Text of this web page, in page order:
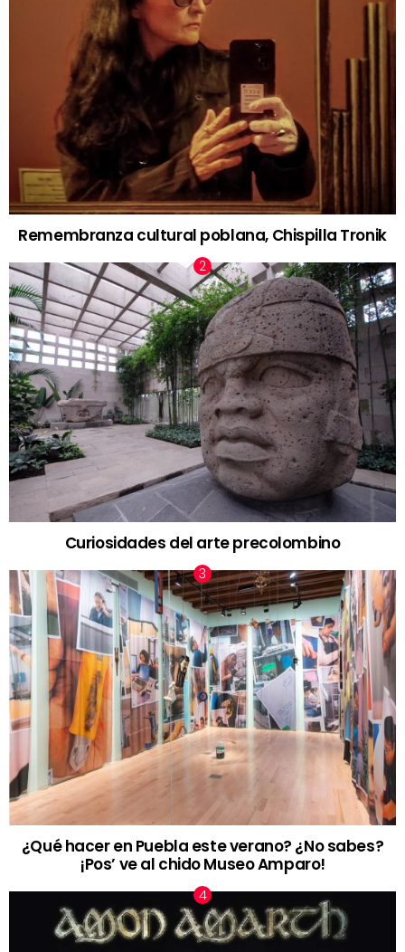
Remembranza cultural poblana, Chispilla Tronik
Curiosidades del arte precolombino
¿Qué hacer en Puebla este verano? ¿No sabes?
¡Pos’ ve al chido Museo Amparo!